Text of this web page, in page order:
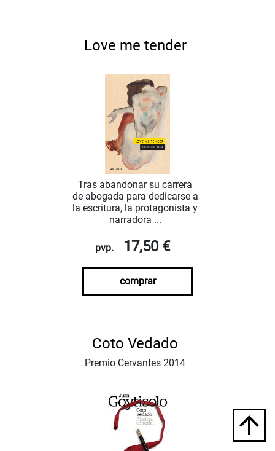
Love me tender
Tras abandonar su carrera
de abogada para dedicarse a
la escritura, la protagonista y
narradora ...
pvp. 17,50 €
comprar
Coto Vedado
Premio Cervantes 2014